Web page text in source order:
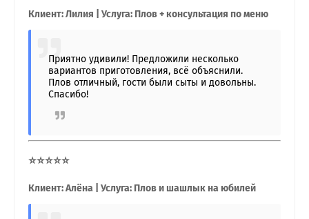
Клиент: Лилия | Услуга: Плов + консультация по меню
Приятно удивили! Предложили несколько
вариантов приготовления, всё объяснили.
Плов отличный, гости были сыты и довольны.
Спасибо!
⭐⭐⭐⭐⭐
Клиент: Алёна | Услуга: Плов и шашлык на юбилей